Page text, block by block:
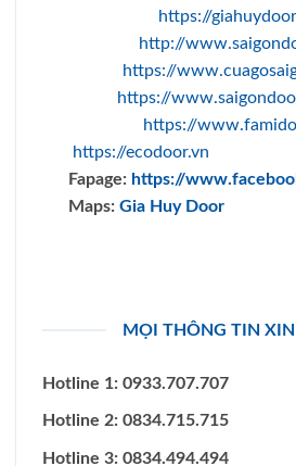
https://
http://
https://
https://
https://
https://ecodoor.vn
Fapage: https://
Maps: Gia Huy Door
MỌI THÔNG TIN XIN
Hotline 1: 0933.707.707
Hotline 2: 0834.715.715
Hotline 3: 0834.494.494